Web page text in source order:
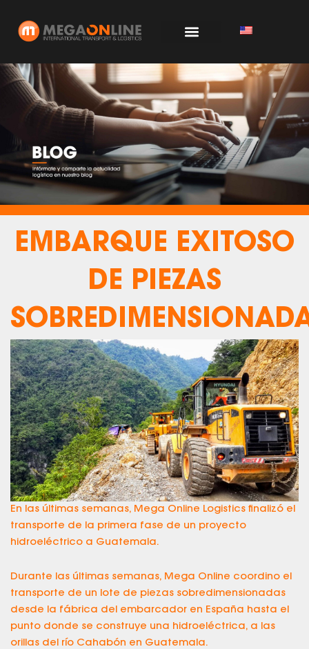
contenido
EMBARQUE EXITOSO
DE PIEZAS
En las últimas semanas, Mega Online Logistics finalizó el
transporte de la primera fase de un proyecto
hidroeléctrico a Guatemala.
Durante las últimas semanas, Mega Online coordino el
transporte de un lote de piezas sobredimensionadas
desde la fábrica del embarcador en España hasta el
punto donde se construye una hidroeléctrica, a las
orillas del río Cahabón en Guatemala.